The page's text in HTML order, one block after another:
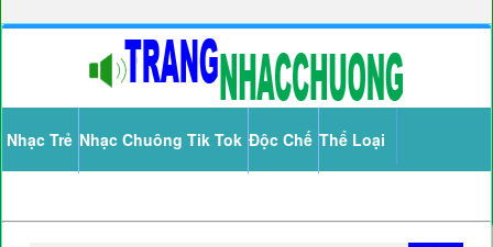
Nhạc Trẻ Nhạc Chuông Tik Tok Độc Chế Thể Loại